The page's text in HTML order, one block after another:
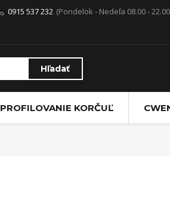
Hľadať
0915 537 232 (Pondelok - Nedeľa 08.00 -
PROFILOVANIE KORČUĽ